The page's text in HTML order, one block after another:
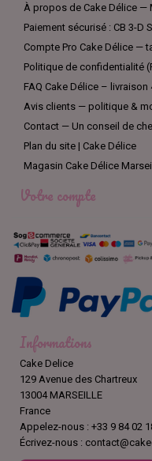
À propos de Cake Délice —
Paiement sécurisé : CB 3-D
Compte Pro Cake Délice —
Politique de confidentialité
FAQ Cake Délice –
Avis clients — politique &
Contact — Un conseil de
Plan du site | Cake Délice
Magasin Cake Délice
Votre compte
Informations
Cake Delice
129 Avenue des Chartreux
13004 MARSEILLE
France
Appelez-nous : +33 9 84 02
Écrivez-nous :